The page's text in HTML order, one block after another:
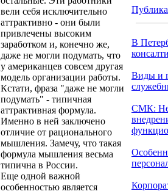
вели себя исключительно
аттрактивно - они были
привлечены высоким
заработком и, конечно же,
даже не могли подумать, что
у американцев совсем другая
модель организации работы.
Кстати, фраза "даже не могли
подумать" - типичная
аттрактивная формула.
Именно в ней заключено
отличие от рационального
мышления. Замечу, что такая
формула мышления весьма
типична в России.
Еще одной важной
особенностью является
В
Виды и
СМК: